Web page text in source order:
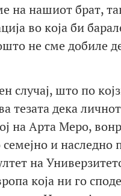
на нашиот брат,
во која би
не сме добиле
случај, што по
тезата дека
на Арта Меро,
и наследно
на
која ни го